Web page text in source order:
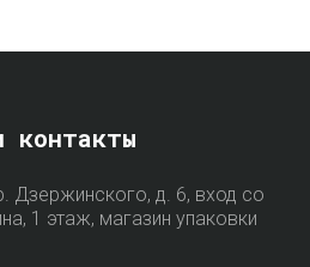
контакты
Дзержинского, д. 6, вход со
1 этаж, магазин упаковки